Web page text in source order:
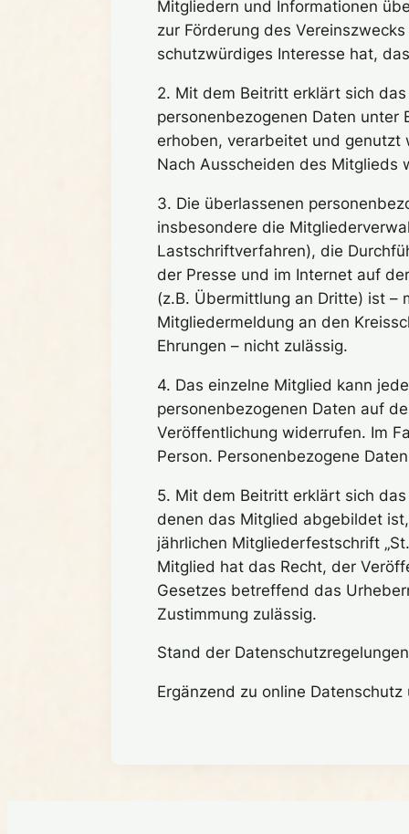
Mitgliedern und Informationen
zur Förderung des
schutzwürdiges Interesse hat,
2. Mit dem Beitritt erklärt sich
personenbezogenen Daten unter
erhoben, verarbeitet und genutzt
Nach Ausscheiden des Mitglieds
3. Die überlassenen
insbesondere die
Lastschriftverfahren), die
der Presse und im Internet auf
(z.B. Übermittlung an Dritte) ist –
Mitgliedermeldung an den
Ehrungen – nicht zulässig.
4. Das einzelne Mitglied kann
personenbezogenen Daten auf
Veröffentlichung widerrufen. Im
Person. Personenbezogene
5. Mit dem Beitritt erklärt sich
denen das Mitglied abgebildet
jährlichen Mitgliederfestschrift
Mitglied hat das Recht, der
Gesetzes betreffend das
Zustimmung zulässig.
Stand der
Ergänzend zu online